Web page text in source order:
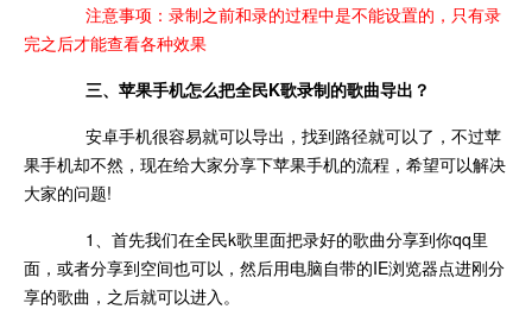
注意事项：录制之前和录的过程中是不能设置的，只有录
完之后才能查看各种效果
三、苹果手机怎么把全民K歌录制的歌曲导出？
安卓手机很容易就可以导出，找到路径就可以了，不过苹
果手机却不然，现在给大家分享下苹果手机的流程，希望可以解决
大家的问题!
1、首先我们在全民k歌里面把录好的歌曲分享到你qq里
面，或者分享到空间也可以，然后用电脑自带的IE浏览器点进刚分
享的歌曲，之后就可以进入。